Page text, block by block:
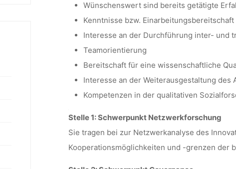
Wünschenswert sind bereits getätigte
Kenntnisse bzw.
Interesse an der Durchführung inter- und
Teamorientierung
Bereitschaft für eine wissenschaftliche
Interesse an der Weiterausgestaltung des
Kompetenzen in der qualitativen
Stelle 1: Schwerpunkt Netzwerkforschung
Sie tragen bei zur Netzwerkanalyse des
Kooperationsmöglichkeiten und -grenzen der